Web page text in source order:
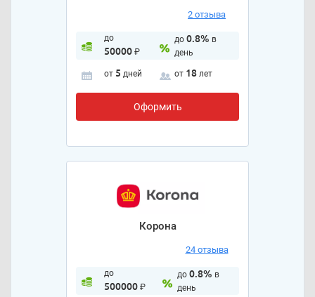
2 отзыва
до
50000₽
до 0.8% в
день
от 5 дней от 18 лет
Оформить
Корона
24 отзыва
до
500000₽
до 0.8% в
день